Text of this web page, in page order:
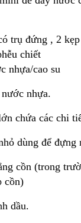
trụ đứng , 2
chiết
nhựa/cao su
nhựa.
chứa các chi
dùng để đựng
cồn (trong
cồn)
dầu.